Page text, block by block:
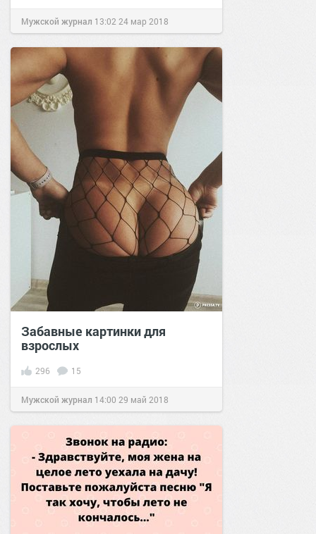
Мужской журнал 13:02 24 мар 2018
Забавные картинки для
взрослых
296 15
Мужской журнал 14:00 29 май 2018